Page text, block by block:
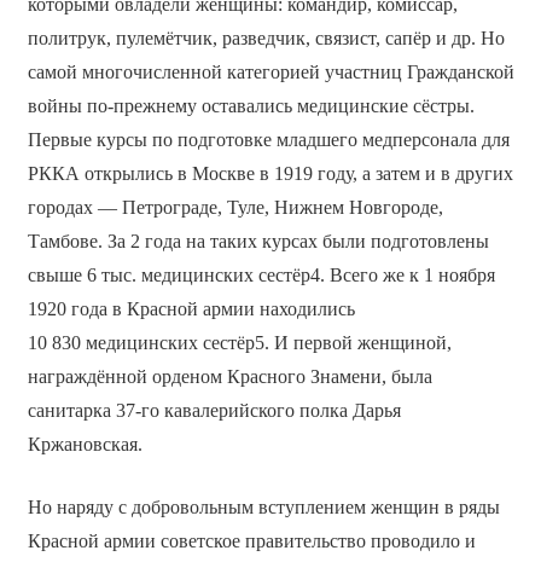
политрук, пулемётчик, разведчик, связист, сапёр и др. Но
самой многочисленной категорией участниц Гражданской
войны по-прежнему оставались медицинские сёстры.
Первые курсы по подготовке младшего медперсонала для
РККА открылись в Москве в 1919 году, а затем и в других
городах — Петрограде, Туле, Нижнем Новгороде,
Тамбове. За 2 года на таких курсах были подготовлены
свыше 6 тыс. медицинских сестёр4. Всего же к 1 ноября
1920 года в Красной армии находились
10 830 медицинских сестёр5. И первой женщиной,
награждённой орденом Красного Знамени, была
санитарка 37-го кавалерийского полка Дарья
Кржановская.
Но наряду с добровольным вступлением женщин в ряды
Красной армии советское правительство проводило и